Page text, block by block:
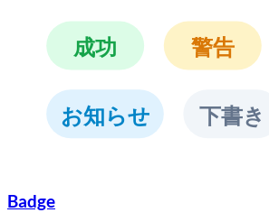
成功 警告
お知らせ 下書き
Badge